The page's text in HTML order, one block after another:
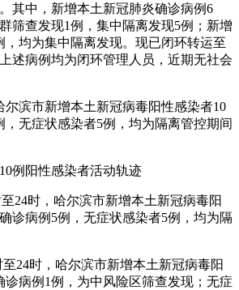
其中，新增本土新冠肺炎确诊病例6
筛查发现1例，集中隔离发现5例；新增
，均为集中隔离发现。现已闭环转运至
述病例均为闭环管理人员，近期无社会
尔滨市新增本土新冠病毒阳性感染者10
，无症状感染者5例，均为隔离管控期间
例阳性感染者活动轨迹
至24时，哈尔滨市新增本土新冠病毒阳
诊病例5例，无症状感染者5例，均为隔
至24时，哈尔滨市新增本土新冠病毒阳
诊病例1例，为中风险区筛查发现；无症